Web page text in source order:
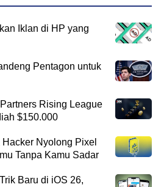
Iklan di HP yang
Pentagon untuk
Rising League
$150.000
Nyolong Pixel
Tanpa Kamu Sadar
Baru di iOS 26,